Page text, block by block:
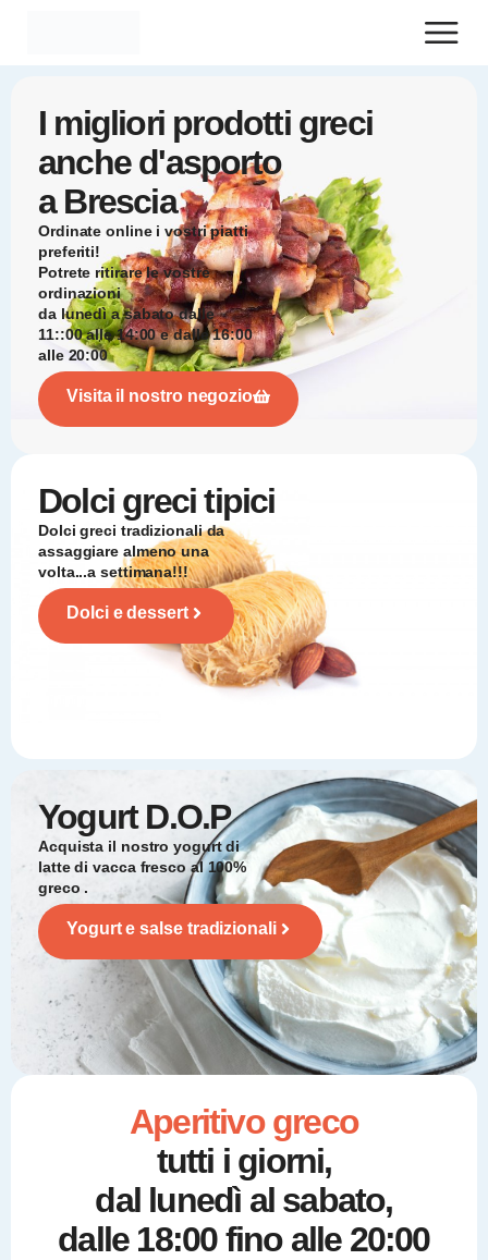
I migliori prodotti greci
anche d'asporto
a Brescia
Ordinate online i vostri piatti
preferiti!
Potrete ritirare le vostre
ordinazioni
da lunedìasabatodalle
11::00alle14:00edalle 16:00
alle 20:00
Visita il nostro negozio
Dolci greci tipici
Dolci greci tradizionali da
assaggiare almeno una
volta...a settimana!!!
Dolci e dessert
YogurtD.O.P
Acquista il nostro yogurt di
latte di vacca fresco al 100%
greco .
Yogurt e salse tradizionali
Aperitivo greco
tutti i giorni,
dal lunedì al sabato,
dalle 18:00 fino alle 20:00